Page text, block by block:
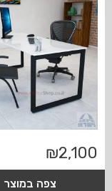
₪2,100
צפה במוצר